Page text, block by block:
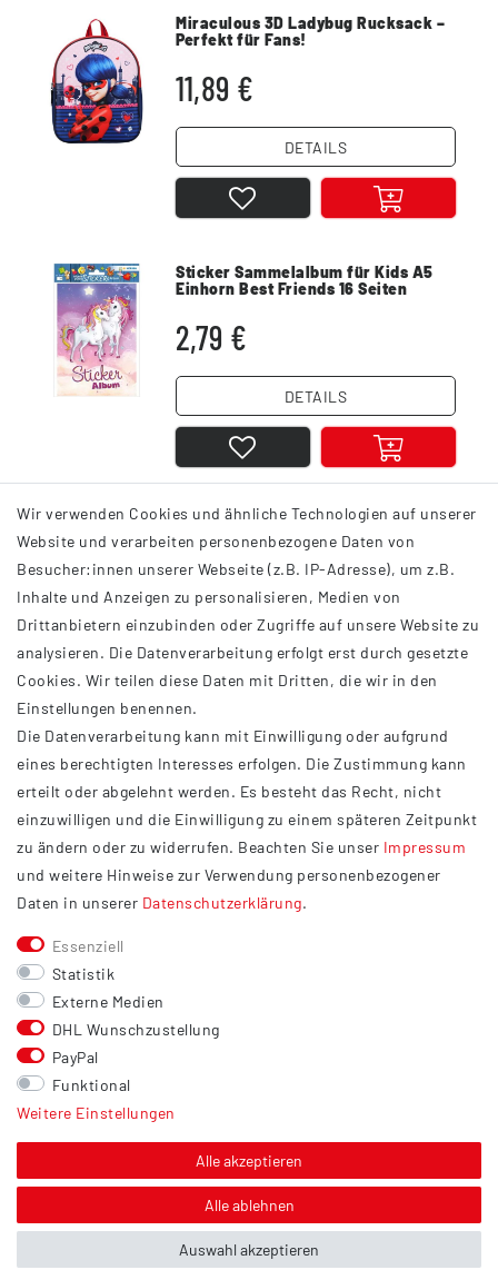
Miraculous 3D Ladybug Rucksack –
Perfekt für Fans!
11,89 €
DETAILS
Sticker Sammelalbum für Kids A5
Einhorn Best Friends 16 Seiten
2,79 €
DETAILS
1 2
INFORMATIONEN
AGB
Impressum
Datenschutzerklärung
Widerrufsrecht
Barrierefreiheit
Service
Kontakt
Versand
Zahlung
Vertrag widerrufen
Sonstiges
Hinweis zur Entsorgung von Altbatterien & Altöl
Über uns
Wir verwenden Cookies und ähnliche Technologien auf unserer
Website und verarbeiten personenbezogene Daten von
Besucher:innen unserer Webseite (z.B. IP-Adresse), um z.B.
Inhalte und Anzeigen zu personalisieren, Medien von
Drittanbietern einzubinden oder Zugriffe auf unsere Website zu
analysieren. Die Datenverarbeitung erfolgt erst durch gesetzte
Cookies. Wir teilen diese Daten mit Dritten, die wir in den
Einstellungen benennen.
Die Datenverarbeitung kann mit Einwilligung oder aufgrund
eines berechtigten Interesses erfolgen. Die Zustimmung kann
erteilt oder abgelehnt werden. Es besteht das Recht, nicht
einzuwilligen und die Einwilligung zu einem späteren Zeitpunkt
zu ändern oder zu widerrufen. Beachten Sie unser Impressum
und weitere Hinweise zur Verwendung personenbezogener
Daten in unserer Daten­schutz­erklärung.
Essenziell
Statistik
Externe Medien
DHL Wunschzustellung
PayPal
Funktional
Weitere Einstellungen
Alle akzeptieren
Alle ablehnen
Auswahl akzeptieren